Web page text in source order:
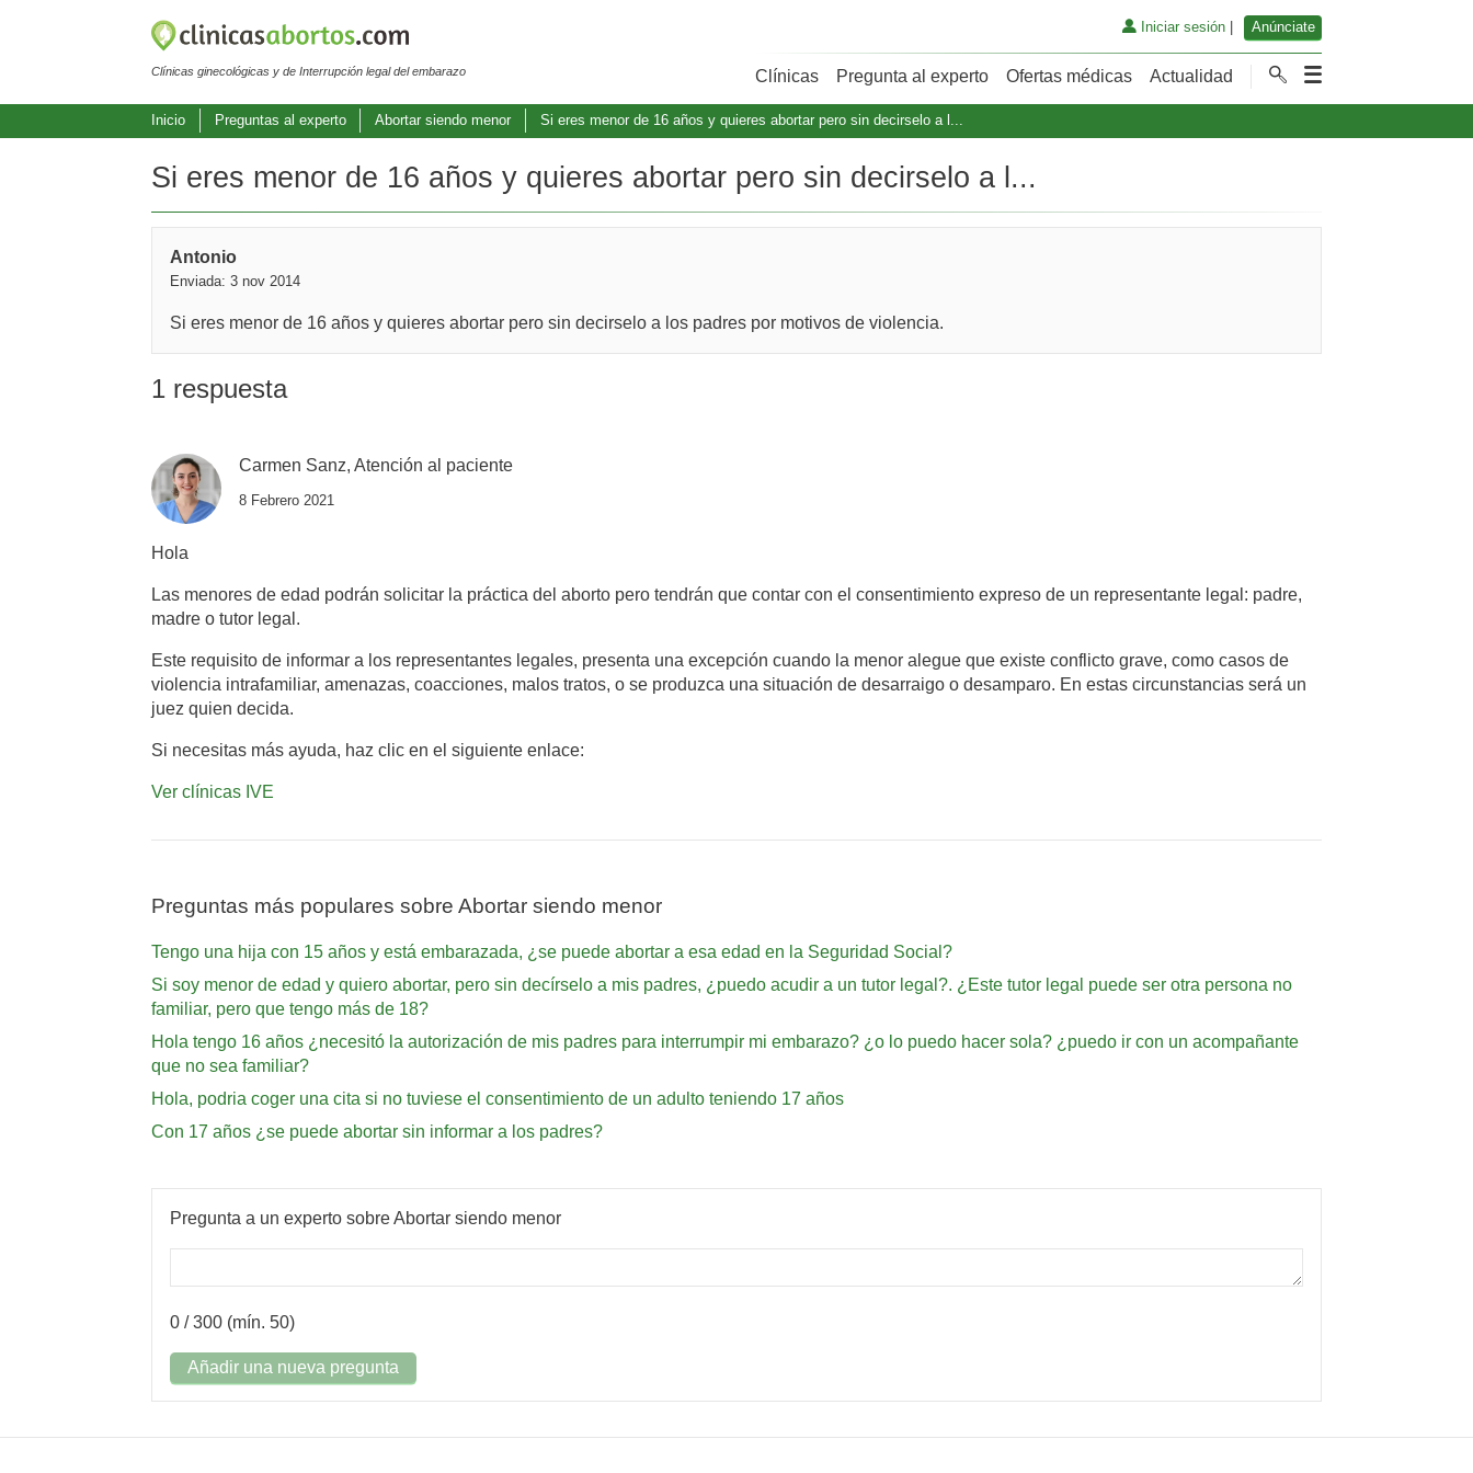
Clínicas ginecológicas y de Interrupción legal del embarazo
Iniciar sesión| Anúnciate
Clínicas Pregunta al experto Ofertas médicas Actualidad
Inicio Preguntas al experto Abortar siendo menor Si eres menor de 16 años y quieres abortar pero sin decirselo a l...
Si eres menor de 16 años y quieres abortar pero sin decirselo a l...
Antonio
Enviada: 3 nov 2014
Si eres menor de 16 años y quieres abortar pero sin decirselo a los padres por motivos de violencia.
1 respuesta
Carmen Sanz, Atención al paciente
8 Febrero 2021
Hola
Las menores de edad podrán solicitar la práctica del aborto pero tendrán que contar con el consentimiento expreso de un representante legal: padre,
madre o tutor legal.
Este requisito de informar a los representantes legales, presenta una excepción cuando la menor alegue que existe conflicto grave, como casos de
violencia intrafamiliar, amenazas, coacciones, malos tratos, o se produzca una situación de desarraigo o desamparo. En estas circunstancias será un
juez quien decida.
Si necesitas más ayuda, haz clic en el siguiente enlace:
Ver clínicas IVE
Preguntas más populares sobre Abortar siendo menor
Tengo una hija con 15 años y está embarazada, ¿se puede abortar a esa edad en la Seguridad Social?
Si soy menor de edad y quiero abortar, pero sin decírselo a mis padres, ¿puedo acudir a un tutor legal?. ¿Este tutor legal puede ser otra persona no
familiar, pero que tengo más de 18?
Hola tengo 16 años ¿necesitó la autorización de mis padres para interrumpir mi embarazo? ¿o lo puedo hacer sola? ¿puedo ir con un acompañante
que no sea familiar?
Hola, podria coger una cita si no tuviese el consentimiento de un adulto teniendo 17 años
Con 17 años ¿se puede abortar sin informar a los padres?
Pregunta a un experto sobre Abortar siendo menor
0 / 300 (mín. 50)
Añadir una nueva pregunta